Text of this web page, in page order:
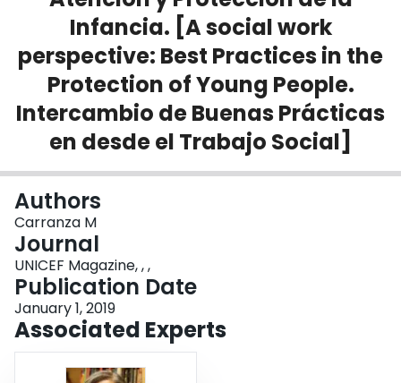
Infancia. [A social work
perspective: Best Practices in the
Protection of Young People.
Intercambio de Buenas Prácticas
en desde el Trabajo Social]
Authors
Carranza M
Journal
UNICEF Magazine, , ,
Publication Date
January 1, 2019
Associated Experts